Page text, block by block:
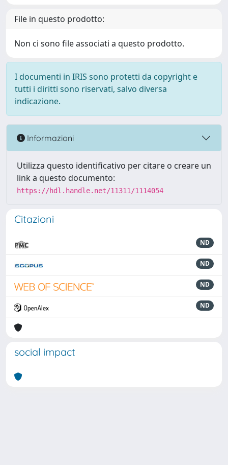
File in questo prodotto:
Non ci sono file associati a questo prodotto.
I documenti in IRIS sono protetti da copyright e
tutti i diritti sono riservati, salvo diversa
indicazione.
Informazioni
Utilizza questo identificativo per citare o creare un
link a questo documento:
https://hdl.handle.net/11311/1114054
Citazioni
ND
ND
ND
ND
social impact